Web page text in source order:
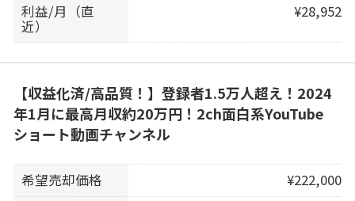
利益/月（直
近）
¥28,952
【収益化済/高品質！】登録者1.5万人超え！2024
年1月に最高月収約20万円！2ch面白系YouTube
ショート動画チャンネル
希望売却価格
¥222,000